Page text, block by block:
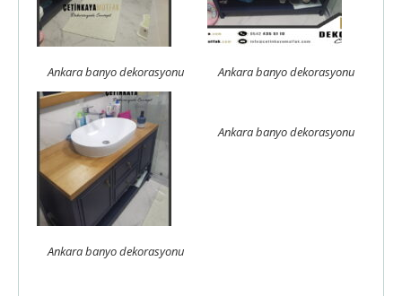
Ankara banyo dekorasyonu Ankara banyo dekorasyonu
Ankara banyo dekorasyonu
Ankara banyo dekorasyonu